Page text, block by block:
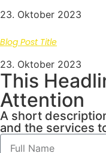
23. Oktober 2023
Blog Post Title
23. Oktober 2023
This
Attention
A short
and the services